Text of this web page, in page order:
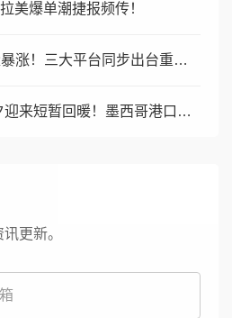
美爆单潮捷报频传！
行业动态 | 世界杯流量暴涨！三大平台同步出台重磅战略，南美
【物流预警】旺季前夕迎来短暂回暖！墨西哥港口效率回升，但海关
更新。